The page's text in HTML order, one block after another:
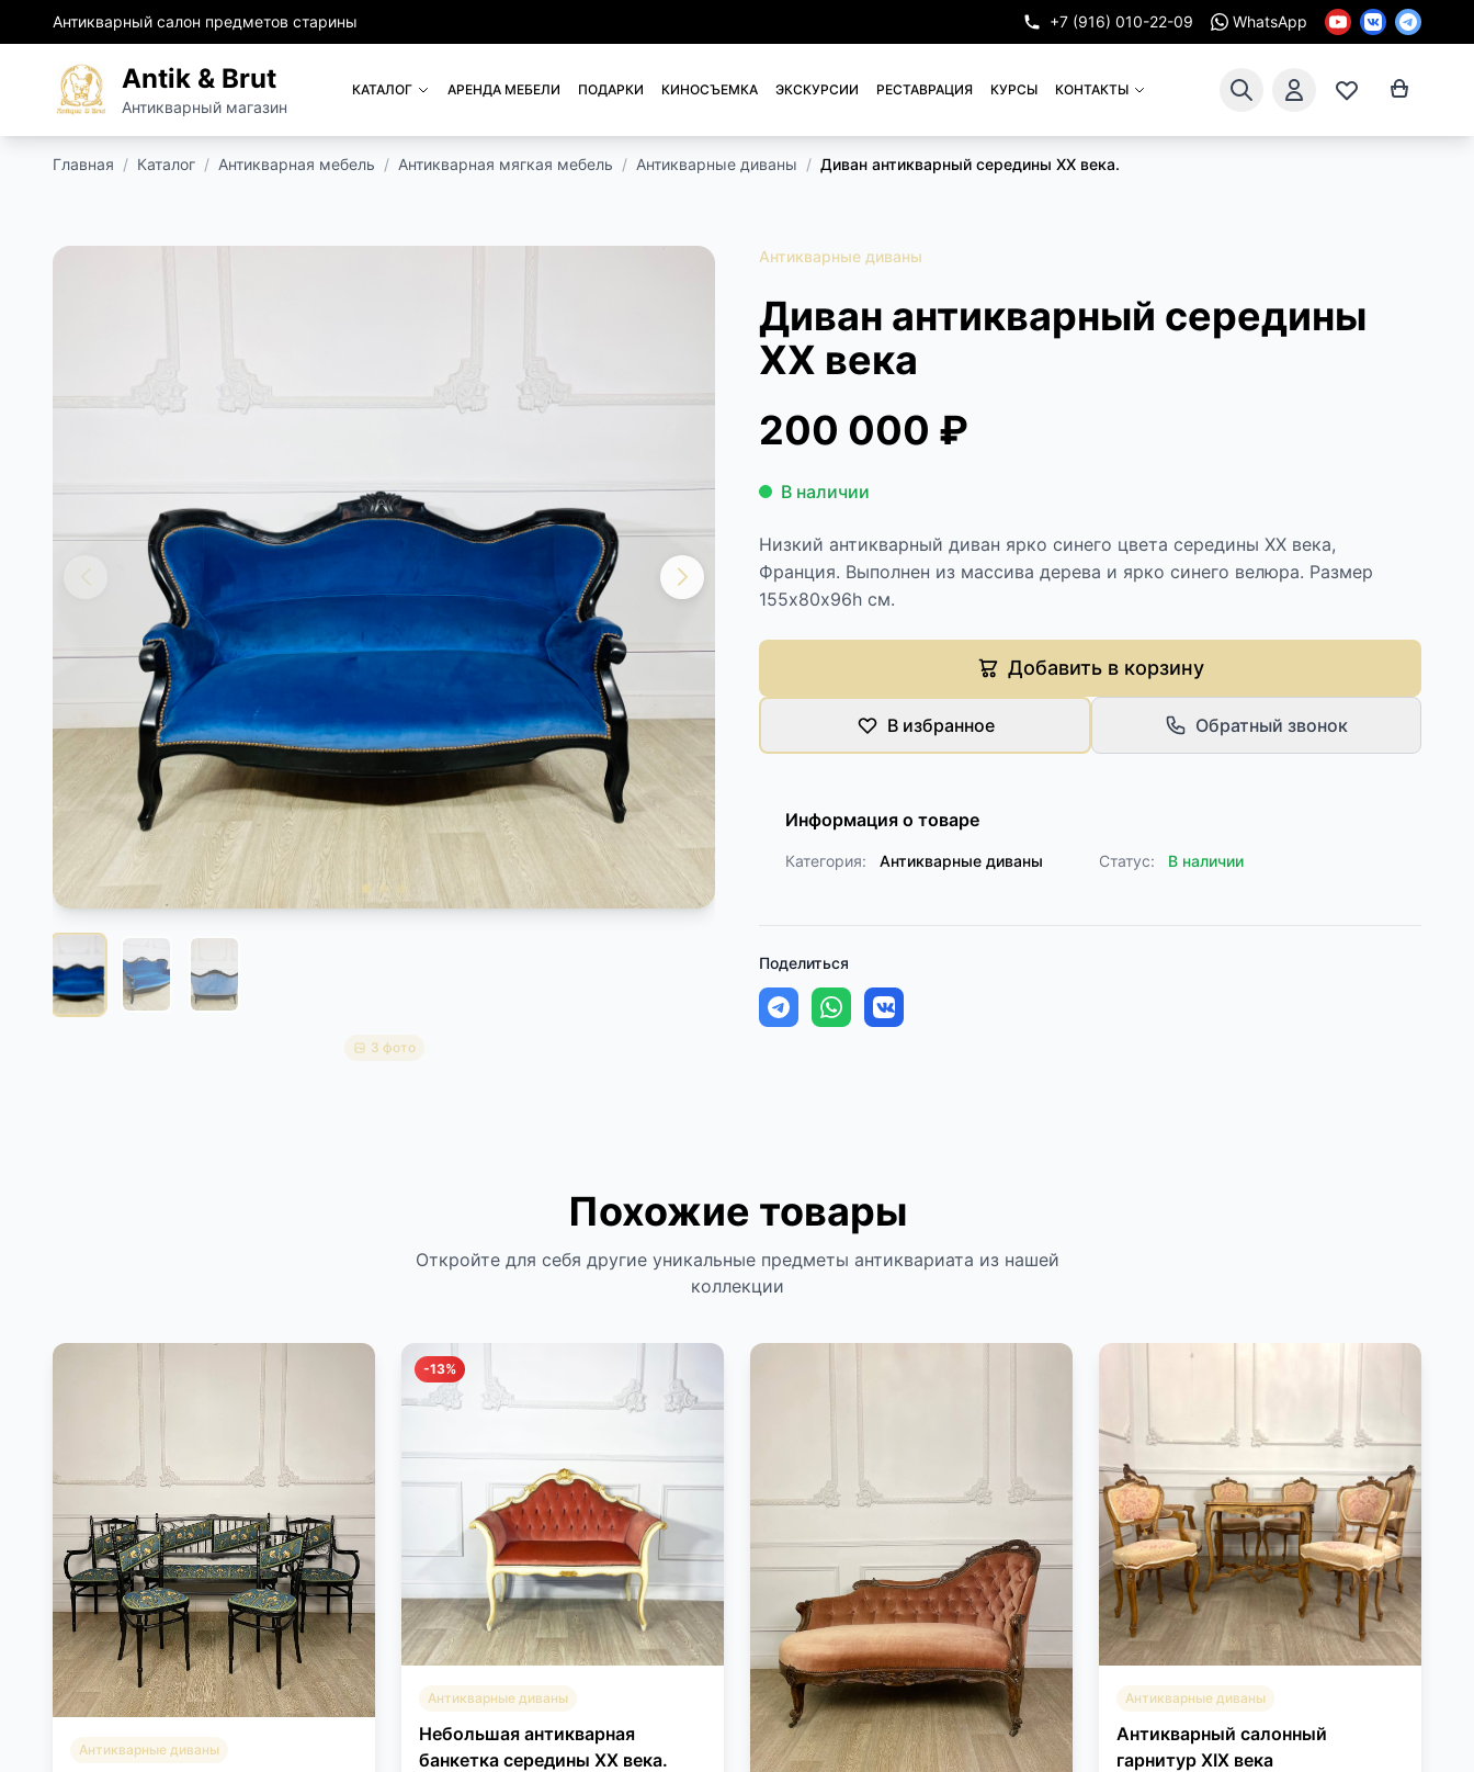
Антикварный салон предметов старины +7 (916) 010-22-09 WhatsApp
Antik & Brut
Антикварный магазин
КАТАЛОГ АРЕНДА МЕБЕЛИ ПОДАРКИ КИНОСЪЕМКА ЭКСКУРСИИ РЕСТАВРАЦИЯ КУРСЫ КОНТАКТЫ
Главная / Каталог / Антикварная мебель / Антикварная мягкая мебель / Антикварные диваны / Диван антикварный середины XX века.
3 фото
Антикварные диваны
Диван антикварный середины
XX века
200 000 ₽
В наличии
Низкий антикварный диван ярко синего цвета середины XX века,
Франция. Выполнен из массива дерева и ярко синего велюра. Размер
155х80х96h см.
Добавить в корзину
В избранное Обратный звонок
Информация о товаре
Категория: Антикварные диваны Статус: В наличии
Поделиться
Похожие товары
Откройте для себя другие уникальные предметы антиквариата из нашей
коллекции
Антикварные диваны
-13%
Антикварные диваны
Небольшая антикварная
банкетка середины XX века.
Антикварные диваны
Антикварный салонный
гарнитур XIX века